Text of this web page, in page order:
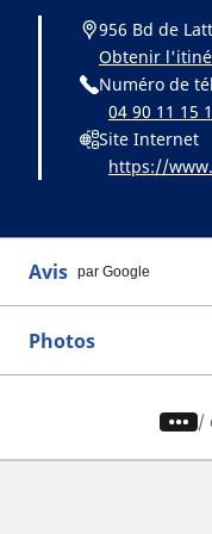
956 Bd de
Obtenir
Numéro de
04 90 11 15
Site Internet
https://
Avis par Google
Photos
/